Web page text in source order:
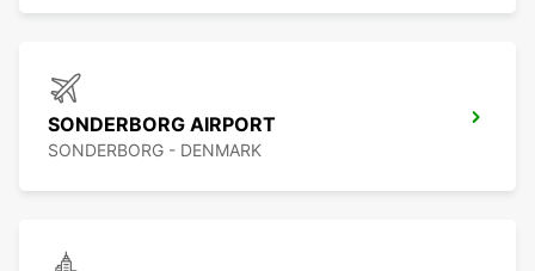
SONDERBORG AIRPORT
SONDERBORG - DENMARK